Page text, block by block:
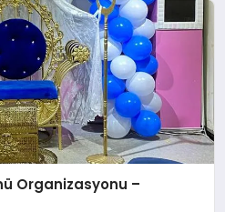
Organizasyonu –